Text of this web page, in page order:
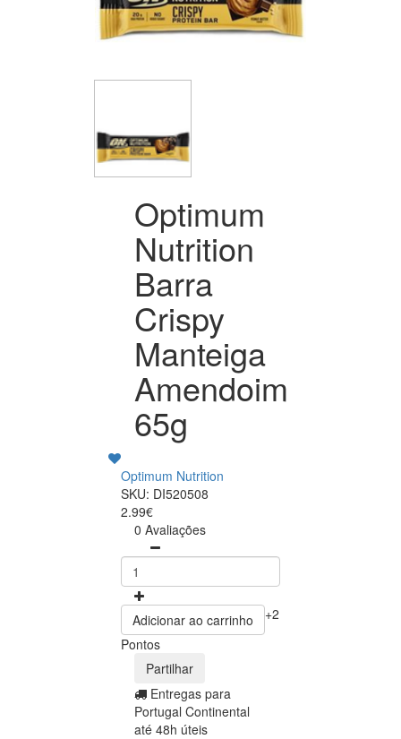
Optimum
Nutrition
Barra
Crispy
Manteiga
Amendoim
65g
Optimum Nutrition
SKU: DI520508
2.99€
0 Avaliações
Adicionar ao carrinho
+2
Pontos
Partilhar
Entregas para
Portugal Continental
até 48h úteis